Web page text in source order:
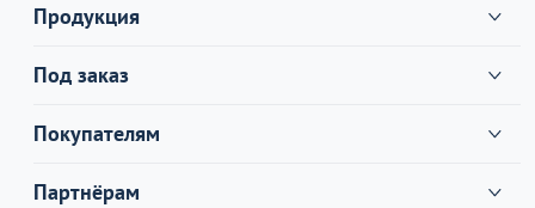
Продукция
Под заказ
Покупателям
Партнёрам